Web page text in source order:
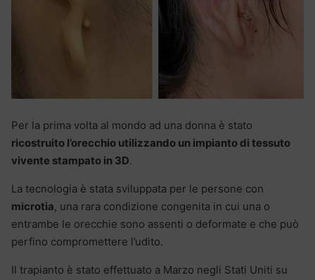
Per la prima volta al mondo ad una donna è stato
ricostruito l’orecchio utilizzando un impianto di tessuto
vivente stampato in 3D.
La tecnologia è stata sviluppata per le persone con
microtia, una rara condizione congenita in cui una o
entrambe le orecchie sono assenti o deformate e che può
perfino compromettere l’udito.
Il trapianto è stato effettuato a Marzo negli Stati Uniti su